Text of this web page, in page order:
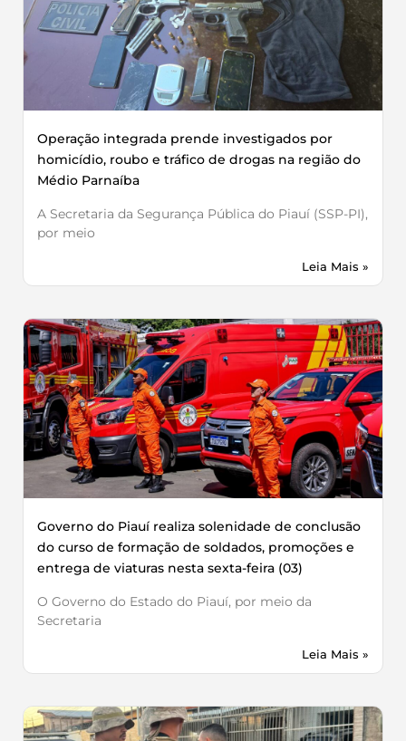
Operação integrada prende investigados por
homicídio, roubo e tráfico de drogas na região do
Médio Parnaíba
A Secretaria da Segurança Pública do Piauí (SSP-PI),
por meio
Leia Mais »
Governo do Piauí realiza solenidade de conclusão
do curso de formação de soldados, promoções e
entrega de viaturas nesta sexta-feira (03)
O Governo do Estado do Piauí, por meio da
Secretaria
Leia Mais »